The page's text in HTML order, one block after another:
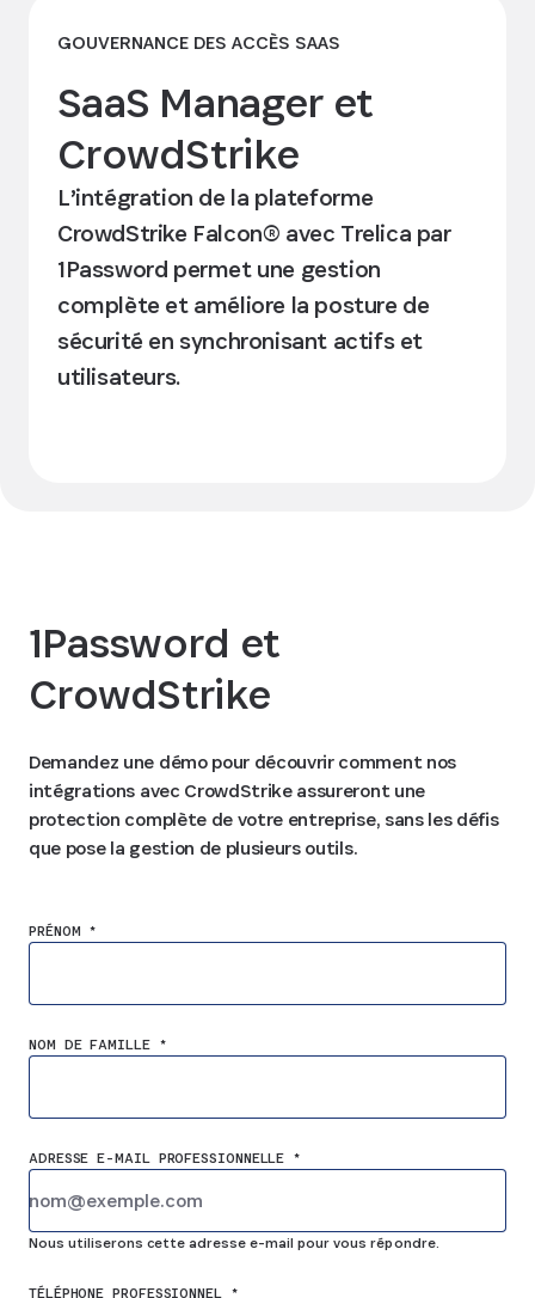
GOUVERNANCE DES ACCÈS SAAS
SaaS Manager et
CrowdStrike
L’intégration de la plateforme
CrowdStrike Falcon® avec Trelica par
1Password permet une gestion
complète et améliore la posture de
sécurité en synchronisant actifs et
utilisateurs.
1Password et
CrowdStrike
Demandez une démo pour découvrir comment nos
intégrations avec CrowdStrike assureront une
protection complète de votre entreprise, sans les défis
que pose la gestion de plusieurs outils.
PRÉNOM *
NOM DE FAMILLE *
ADRESSE E-MAIL PROFESSIONNELLE *
Nous utiliserons cette adresse e-mail pour vous répondre.
TÉLÉPHONE PROFESSIONNEL *